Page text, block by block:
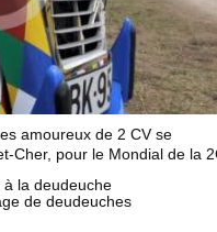
amoureux de 2 CV se
Cher, pour le Mondial de la
à la deudeuche
de deudeuches